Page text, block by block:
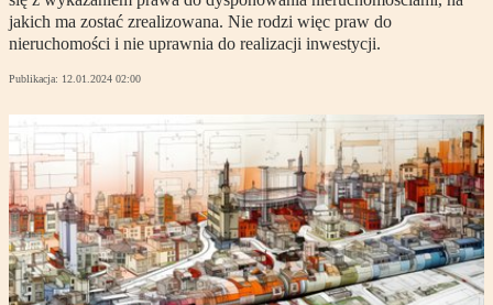
jakich ma zostać zrealizowana. Nie rodzi więc praw do
nieruchomości i nie uprawnia do realizacji inwestycji.
Publikacja: 12.01.2024 02:00